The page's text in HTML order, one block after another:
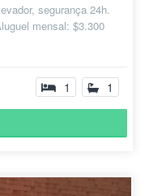
segurança 24h.
mensal: $3.300
1 1